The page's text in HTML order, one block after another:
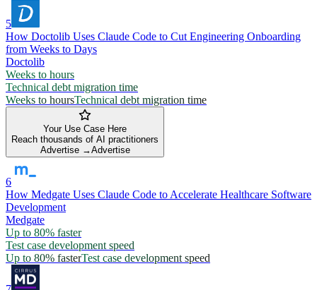
5
How Doctolib Uses Claude Code to Cut Engineering Onboarding
from Weeks to Days
Doctolib
Weeks to hours
Technical debt migration time
Weeks to hoursTechnical debt migration time
Your Use Case Here
Reach thousands of AI practitioners
Advertise →Advertise
6
How Medgate Uses Claude Code to Accelerate Healthcare Software
Development
Medgate
Up to 80% faster
Test case development speed
Up to 80% fasterTest case development speed